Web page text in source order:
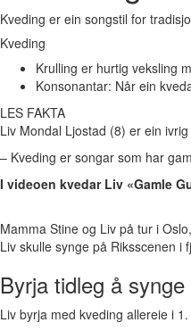
Kveding er ein songstil for
Kveding
Krulling er hurtig veksling
Konsonantar: Når ein
LES FAKTA
Liv Mondal Ljostad (8) er ein
– Kveding er songar som har
I videoen kvedar Liv «Gamle
Mamma Stine og Liv på tur i
Liv skulle synge på Riksscenen i
Byrja tidleg å synge
Liv byrja med kveding allereie i